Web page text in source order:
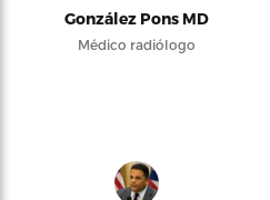
González Pons MD
Médico radiólogo